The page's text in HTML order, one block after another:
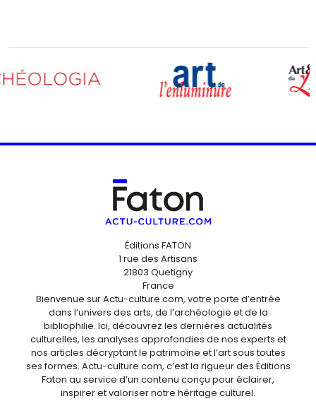
Éditions FATON
1 rue des Artisans
21803 Quetigny
France
Bienvenue sur Actu-culture.com, votre porte d’entrée
dans l’univers des arts, de l’archéologie et de la
bibliophilie. Ici, découvrez les dernières actualités
culturelles, les analyses approfondies de nos experts et
nos articles décryptant le patrimoine et l’art sous toutes
ses formes. Actu-culture.com, c’est la rigueur des Éditions
Faton au service d’un contenu conçu pour éclairer,
inspirer et valoriser notre héritage culturel.